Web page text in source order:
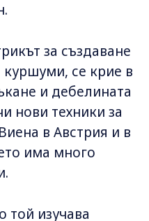
за създаване
куршуми, се крие в
и дебелината
нови техники за
в Австрия и в
има много
той изучава